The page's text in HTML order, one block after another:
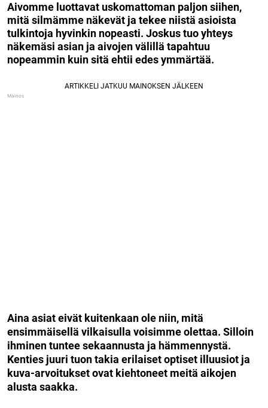
Aivomme luottavat uskomattoman paljon siihen,
mitä silmämme näkevät ja tekee niistä asioista
tulkintoja hyvinkin nopeasti. Joskus tuo yhteys
näkemäsi asian ja aivojen välillä tapahtuu
nopeammin kuin sitä ehtii edes ymmärtää.
Aina asiat eivät kuitenkaan ole niin, mitä
ensimmäisellä vilkaisulla voisimme olettaa. Silloin
ihminen tuntee sekaannusta ja hämmennystä.
Kenties juuri tuon takia erilaiset optiset illuusiot ja
kuva-arvoitukset ovat kiehtoneet meitä aikojen
alusta saakka.